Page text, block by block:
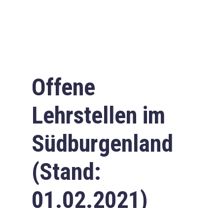
Offene
Lehrstellen im
Südburgenland
(Stand:
01.02.2021)